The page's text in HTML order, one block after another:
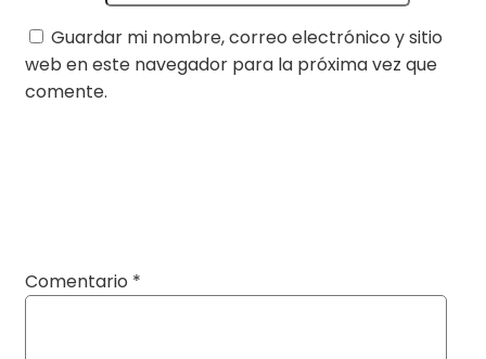
Guardar mi nombre, correo electrónico y sitio
web en este navegador para la próxima vez que
comente.
Comentario *